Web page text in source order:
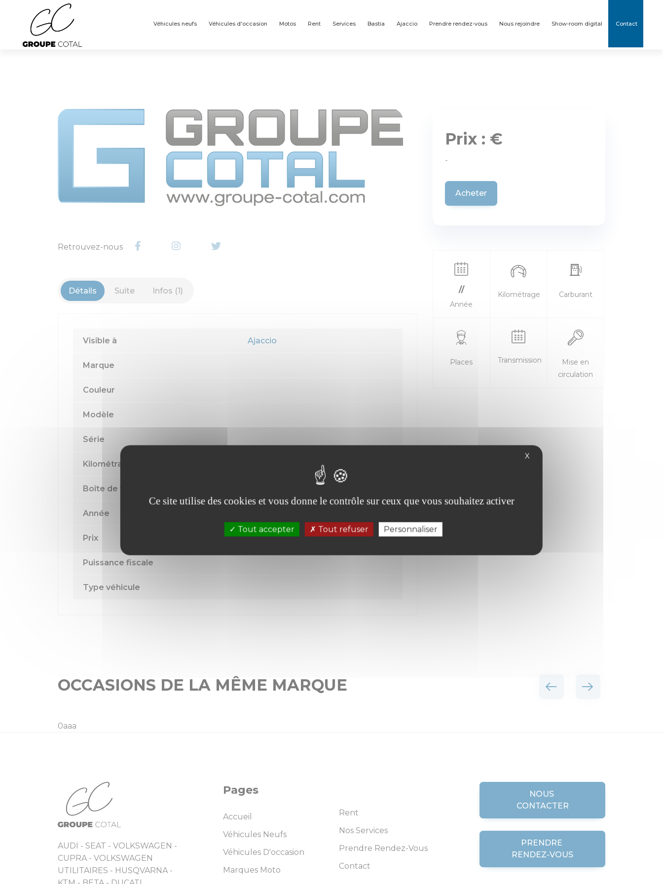
Véhicules neufs Véhicules d'occasion Motos Rent Services Bastia Ajaccio Prendre rendez-vous Nous rejoindre Show-room digital Contact
Retrouvez-nous
Détails Suite Infos (1)
Visible à Ajaccio
Marque
Couleur
Modèle
Série
Kilométrage
Boîte de vitesse
Année
Prix
Puissance fiscale
Type véhicule
Prix : €
-
Acheter
//
Année
Kilométrage Carburant
Places Transmission
Mise en
circulation
OCCASIONS DE LA MÊME MARQUE
0aaa
AUDI - SEAT - VOLKSWAGEN -
CUPRA - VOLKSWAGEN
UTILITAIRES - HUSQVARNA -
Pages
Accueil
Véhicules Neufs
Véhicules D'occasion
Marques Moto
Rent
Nos Services
Prendre Rendez-Vous
Contact
NOUS
CONTACTER
PRENDRE
RENDEZ-VOUS
Panneau de gestion des cookies
X
Ce site utilise des cookies et vous donne le contrôle sur ceux que vous souhaitez activer
Tout accepter Tout refuser Personnaliser